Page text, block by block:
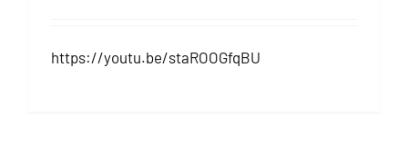
https://youtu.be/staROOGfqBU